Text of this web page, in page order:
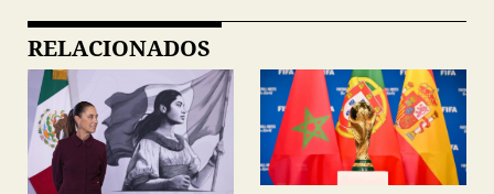
RELACIONADOS